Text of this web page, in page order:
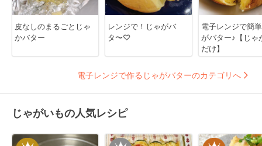
皮なしのまるごとじゃ
かバター
レンジで！じゃがバ
タ〜♡
電子レンジで簡
がバター♪【じゃ
だけ】
電子レンジで作るじゃがバターのカテゴリへ
じゃがいもの人気レシピ